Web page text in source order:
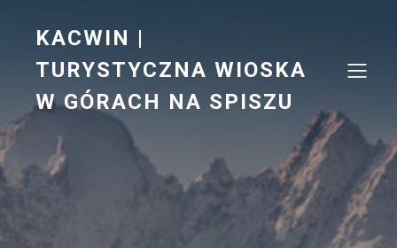
KACWIN |
TURYSTYCZNA WIOSKA
W GÓRACH NA SPISZU